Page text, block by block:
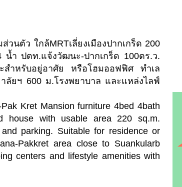
นตัว ใกล้MRTเลี่ยงเมืองปากเกร็ด 200
ำ ปตท.แจ้งวัฒนะ-ปากเกร็ด 100ตร.ว.
สำหรับอยู่อาศัย หรือโฮมออฟฟิศ ทำเล
ลัยฯ 600 ม.โรงพยาบาล และแหล่งไลฟ์
Kret Mansion furniture 4bed 4bath
house with usable area 220 sq.m.
parking. Suitable for residence or
Pakkret area close to Suankularb
centers and lifestyle amenities with